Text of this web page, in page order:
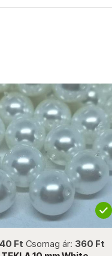
40 Ft Csomag ár: 360 Ft